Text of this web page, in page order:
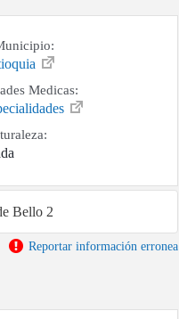
Medicas:
Bello 2
Reportar información erronea